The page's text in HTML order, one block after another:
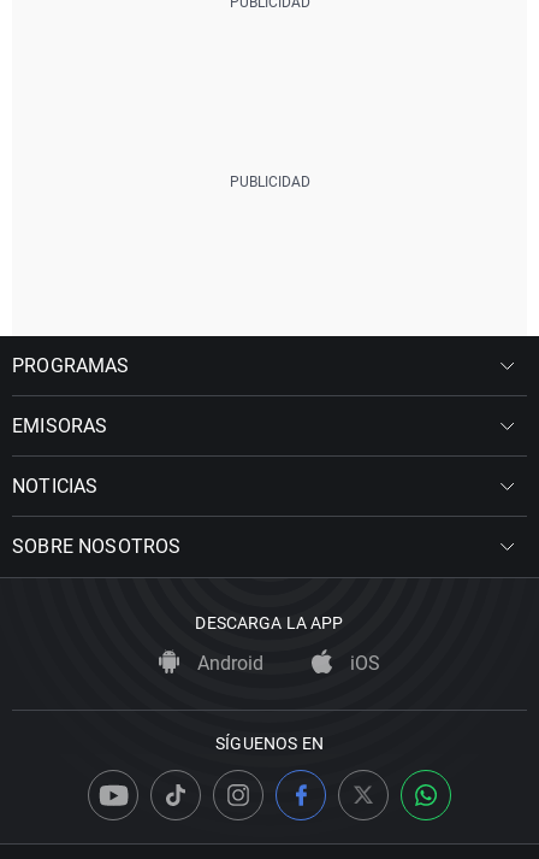
PROGRAMAS
EMISORAS
NOTICIAS
SOBRE NOSOTROS
DESCARGA LA APP
Android iOS
SÍGUENOS EN